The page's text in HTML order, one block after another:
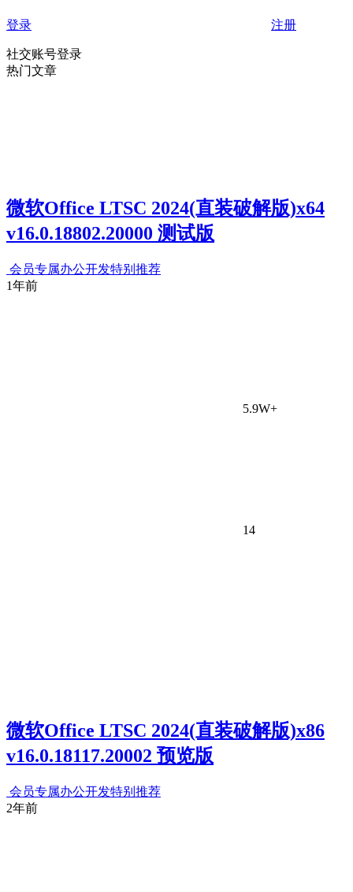
登录 注册
社交账号登录
热门文章
微软Office LTSC 2024(直装破解版)x64
v16.0.18802.20000 测试版
会员专属办公开发特别推荐
1年前
5.9W+
14
微软Office LTSC 2024(直装破解版)x86
v16.0.18117.20002 预览版
会员专属办公开发特别推荐
2年前